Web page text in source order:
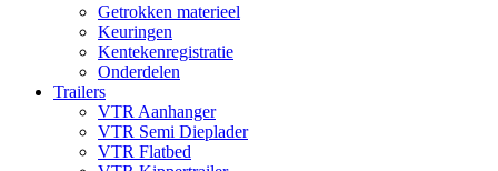
Getrokken materieel
Keuringen
Kentekenregistratie
Onderdelen
Trailers
VTR Aanhanger
VTR Semi Dieplader
VTR Flatbed